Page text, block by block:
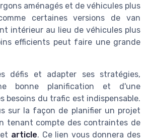
aménagés et de véhicules plus
certaines versions de van
intérieur au lieu de véhicules plus
efficients peut faire une grande
défis et adapter ses stratégies,
bonne planification et d'une
besoins du trafic est indispensable.
sur la façon de planifier un projet
tenant compte des contraintes de
article. Ce lien vous donnera des